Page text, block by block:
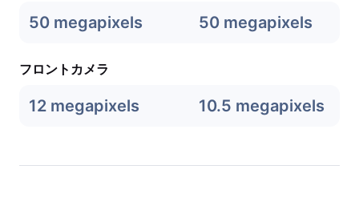
50 megapixels 50 megapixels
フロントカメラ
12 megapixels 10.5 megapixels